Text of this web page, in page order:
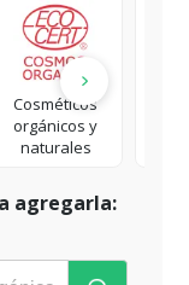
Cosméticos
orgánicos y
naturales
agregarla: